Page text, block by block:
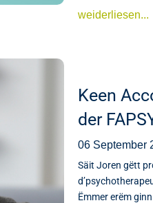
weiderliesen...
Keen
der
06 September
Säit Joren gëtt
Ëmmer erëm